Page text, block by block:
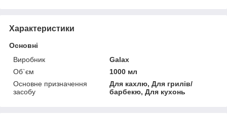
Характеристики
Основні
Виробник
Galax
Об`єм
1000 мл
Основне призначення
засобу
Для кахлю, Для грилів/
барбекю, Для кухонь